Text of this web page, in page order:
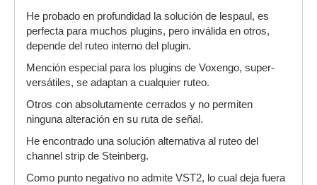
He probado en profundidad la solución de lespaul, es
perfecta para muchos plugins, pero inválida en otros,
depende del ruteo interno del plugin.
Mención especial para los plugins de Voxengo, super-
versátiles, se adaptan a cualquier ruteo.
Otros con absolutamente cerrados y no permiten
ninguna alteración en su ruta de señal.
He encontrado una solución alternativa al ruteo del
channel strip de Steinberg.
Como punto negativo no admite VST2, lo cual deja fuera